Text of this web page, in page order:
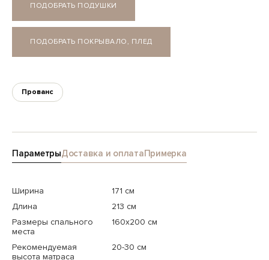
ПОДОБРАТЬ ПОДУШКИ
ПОДОБРАТЬ ПОКРЫВАЛО, ПЛЕД
Прованс
ПараметрыДоставка и оплатаПримерка
Ширина
171 см
Длина
213 см
Размеры спального
места
160x200 см
Рекомендуемая
высота матраса
20-30 см